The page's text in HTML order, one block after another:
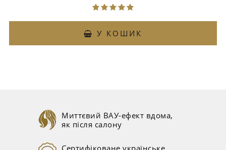
У КОШИК
Миттєвий ВАУ-ефект вдома,
як після салону
Сертифіковане українське